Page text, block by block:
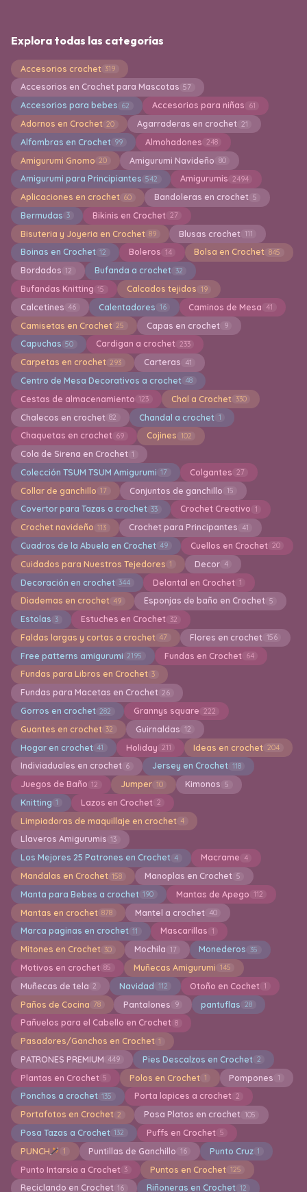
Explora todas las categorías
Accesorios crochet 319
Accesorios en Crochet para Mascotas 57
Accesorios para bebes 62 Accesorios para niñas 61
Adornos en Crochet 20 Agarraderas en crochet 21
Alfombras en Crochet 99 Almohadones 248
Amigurumi Gnomo 20 Amigurumi Navideño 80
Amigurumi para Principiantes 542 Amigurumis 2494
Aplicaciones en crochet 60 Bandoleras en crochet 5
Bermudas 3 Bikinis en Crochet 27
Bisuteria y Joyeria en Crochet 89 Blusas crochet 111
Boinas en Crochet 12 Boleros 14 Bolsa en Crochet 845
Bordados 12 Bufanda a crochet 32
Bufandas Knitting 15 Calcados tejidos 19
Calcetines 46 Calentadores 16 Caminos de Mesa 41
Camisetas en Crochet 25 Capas en crochet 9
Capuchas 50 Cardigan a crochet 233
Carpetas en crochet 293 Carteras 41
Centro de Mesa Decorativos a crochet 48
Cestas de almacenamiento 123 Chal a Crochet 330
Chalecos en crochet 82 Chandal a crochet 1
Chaquetas en crochet 69 Cojines 102
Cola de Sirena en Crochet 1
Colección TSUM TSUM Amigurumi 17 Colgantes 27
Collar de ganchillo 17 Conjuntos de ganchillo 15
Covertor para Tazas a crochet 33 Crochet Creativo 1
Crochet navideño 113 Crochet para Principantes 41
Cuadros de la Abuela en Crochet 49 Cuellos en Crochet 20
Cuidados para Nuestros Tejedores 1 Decor 4
Decoración en crochet 344 Delantal en Crochet 1
Diademas en crochet 49 Esponjas de baño en Crochet 5
Estolas 3 Estuches en Crochet 32
Faldas largas y cortas a crochet 47 Flores en crochet 156
Free patterns amigurumi 2195 Fundas en Crochet 64
Fundas para Libros en Crochet 3
Fundas para Macetas en Crochet 26
Gorros en crochet 282 Grannys square 222
Guantes en crochet 32 Guirnaldas 12
Hogar en crochet 41 Holiday 211 Ideas en crochet 204
Indiviaduales en crochet 6 Jersey en Crochet 118
Juegos de Baño 12 Jumper 10 Kimonos 5
Knitting 1 Lazos en Crochet 2
Limpiadoras de maquillaje en crochet 4
Llaveros Amigurumis 13
Los Mejores 25 Patrones en Crochet 4 Macrame 4
Mandalas en Crochet 158 Manoplas en Crochet 5
Manta para Bebes a crochet 190 Mantas de Apego 112
Mantas en crochet 878 Mantel a crochet 40
Marca paginas en crochet 11 Mascarillas 1
Mitones en Crochet 30 Mochila 17 Monederos 35
Motivos en crochet 85 Muñecas Amigurumi 145
Muñecas de tela 2 Navidad 112 Otoño en Cochet 1
Paños de Cocina 78 Pantalones 9 pantuflas 28
Pañuelos para el Cabello en Crochet 8
Pasadores/Ganchos en Crochet 1
PATRONES PREMIUM 449 Pies Descalzos en Crochet 2
Plantas en Crochet 5 Polos en Crochet 1 Pompones 1
Ponchos a crochet 135 Porta lapices a crochet 2
Portafotos en Crochet 2 Posa Platos en crochet 105
Posa Tazas a Crochet 132 Puffs en Crochet 5
PUNCH 1 Puntillas de Ganchillo 16 Punto Cruz 1
Punto Intarsia a Crochet 3 Puntos en Crochet 125
Reciclando en Crochet 16 Riñoneras en Crochet 12